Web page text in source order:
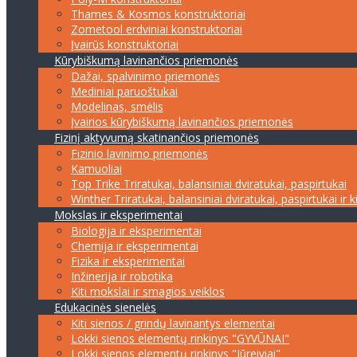
Thames & Kosmos konstruktoriai
Zometool erdviniai konstruktoriai
Įvairūs konstruktoriai
Kūrybiškumą lavinančios priemonės
Dažai, spalvinimo priemonės
Mediniai paruoštukai
Modelinas, smėlis
Įvairios kūrybiškumą lavinančios priemonės
Fizinį aktyvumą skatinančios priemonės
Fizinio lavinimo priemonės
Kamuoliai
Top Trike Triratukai, balansiniai dviratukai, paspirtukai
Winther Triratukai, balansiniai dviratukai, paspirtukai ir
Mokslas ir eksperimentai
Biologija ir eksperimentai
Chemija ir eksperimentai
Fizika ir eksperimentai
Inžinerija ir robotika
Kiti mokslai ir smagios veiklos
Edukacinės sienelės
Kiti sienos / grindų lavinantys elementai
Lokki sienos elementų rinkinys "GYVŪNAI"
Lokki sienos elementų rinkinys "Jūreiviai"